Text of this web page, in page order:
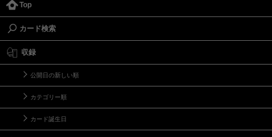
Top
カード検索
収録
公開日の新しい順
カテゴリー順
カード誕生日